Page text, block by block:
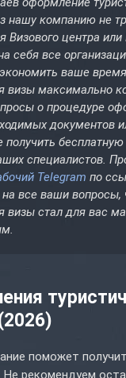
нашу компанию не
Визового центра или
себя все
ваше
визы максимально
о процедуре
документов
бесплатную
специалистов.
Telegram по
все ваши вопросы,
визы стал для вас
поможет
Не рекомендуем